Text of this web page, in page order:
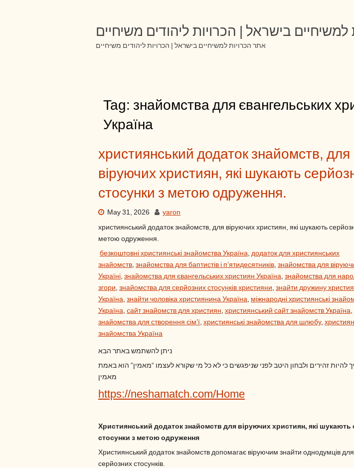
בישראל | הכרויות ליהודים משיחיים
אתר הכרויות למשיחיים בישראל | הכרויות ליהודים משיחיים
Tag: знайомства для євангельських
Україна
християнський додаток знайомств, для
віруючих християн, які шукають
стосунки з метою одруження.
May 31, 2026 yaron
християнський додаток знайомств, для віруючих християн, які шукають
метою одруження.
безкоштовні християнські знайомства Україна, додаток для християнських
знайомств, знайомства для баптистів і п’ятидесятників, знайомства для
Україні, знайомства для євангельських християн Україна, знайомства для
згори, знайомства для серйозних стосунків християни, знайти дружину
Україна, знайти чоловіка християнина Україна, міжнародні християнські
Україна, сайт знайомств для християн, християнський сайт знайомств Україна,
знайомства для створення сім’ї, християнські знайомства для шлюбу,
знайомства Україна
ניתן להשתמש באתר הבא
להיות זהירים ולבחון היטב לפני שניפגשים כי לא כל מי שקורא לעצמו “מאמין” הוא באמת
מאמין
https://neshamatch.com/Home
Християнський додаток знайомств для віруючих християн, які шукають
стосунки з метою одруження
Християнський додаток знайомств допомагає віруючим знайти однодумців
серйозних стосунків.